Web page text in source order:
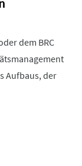
dem BRC
Aufbaus, der